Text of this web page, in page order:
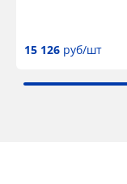
15 126 руб/шт